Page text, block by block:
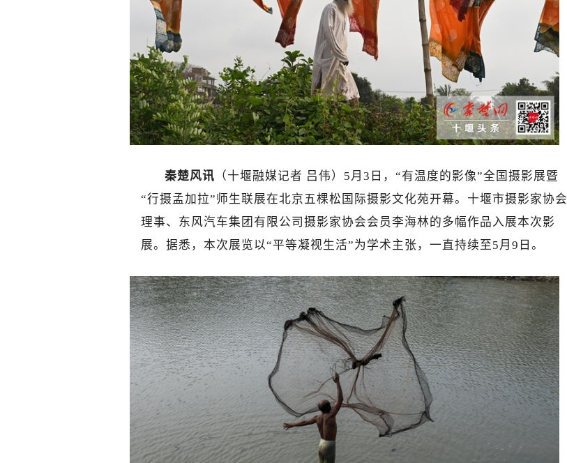
秦楚风讯 （十堰融媒记者 吕伟）5月3日，“有温度的影像”全国摄影展暨
“行摄孟加拉”师生联展在北京五棵松国际摄影文化苑开幕。十堰市摄影家协会
理事、东风汽车集团有限公司摄影家协会会员李海林的多幅作品入展本次影
展。据悉，本次展览以“平等凝视生活”为学术主张，一直持续至5月9日。